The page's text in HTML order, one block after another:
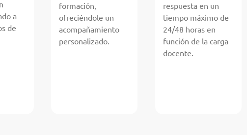
a
de
formación,
ofreciéndole un
acompañamiento
personalizado.
respuesta en un
tiempo máximo de
24/48 horas en
función de la carga
docente.